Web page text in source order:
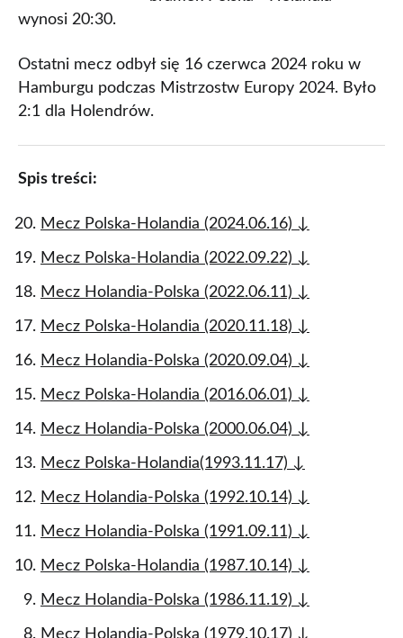
wynosi 20:30.
Ostatni mecz odbył się 16 czerwca 2024 roku w
Hamburgu podczas Mistrzostw Europy 2024. Było
2:1 dla Holendrów.
Spis treści:
Mecz Polska-Holandia (2024.06.16) ↓
Mecz Polska-Holandia (2022.09.22) ↓
Mecz Holandia-Polska (2022.06.11) ↓
Mecz Polska-Holandia (2020.11.18) ↓
Mecz Holandia-Polska (2020.09.04) ↓
Mecz Polska-Holandia (2016.06.01) ↓
Mecz Holandia-Polska (2000.06.04) ↓
Mecz Polska-Holandia(1993.11.17) ↓
Mecz Holandia-Polska (1992.10.14) ↓
Mecz Holandia-Polska (1991.09.11) ↓
Mecz Polska-Holandia (1987.10.14) ↓
Mecz Holandia-Polska (1986.11.19) ↓
Mecz Holandia-Polska (1979.10.17) ↓